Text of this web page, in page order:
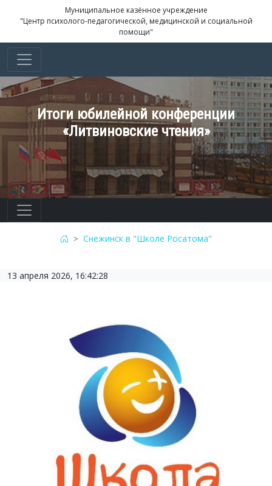
Муниципальное казённое учреждение
"Центр психолого-педагогической, медицинской и социальной
помощи"
Итоги юбилейной конференции
«Литвиновские чтения»
Снежинск в "Школе Росатома"
13 апреля 2026, 16:42:28